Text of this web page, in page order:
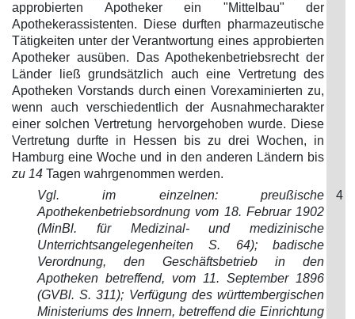
approbierten Apotheker ein "Mittelbau" der
Apothekerassistenten. Diese durften pharmazeutische
Tätigkeiten unter der Verantwortung eines approbierten
Apotheker ausüben. Das Apothekenbetriebsrecht der
Länder ließ grundsätzlich auch eine Vertretung des
Apotheken Vorstands durch einen Vorexaminierten zu,
wenn auch verschiedentlich der Ausnahmecharakter
einer solchen Vertretung hervorgehoben wurde. Diese
Vertretung durfte in Hessen bis zu drei Wochen, in
Hamburg eine Woche und in den anderen Ländern bis
zu 14 Tagen wahrgenommen werden.
Vgl. im einzelnen: preußische
Apothekenbetriebsordnung vom 18. Februar 1902
(MinBl. für Medizinal- und medizinische
Unterrichtsangelegenheiten S. 64); badische
Verordnung, den Geschäftsbetrieb in den
Apotheken betreffend, vom 11. September 1896
(GVBl. S. 311); Verfügung des württembergischen
Ministeriums des Innern, betreffend die Einrichtung
4